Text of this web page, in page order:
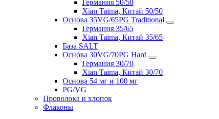
Германия 50/50
Xian Taima, Китай 50/50
Основа 35VG/65PG Traditional
Германия 35/65
Xian Taima, Китай 35/65
База SALT
Основа 30VG/70PG Hard
Германия 30/70
Xian Taima, Китай 30/70
Основа 54 мг и 100 мг
PG/VG
Проволока и хлопок
Флаконы